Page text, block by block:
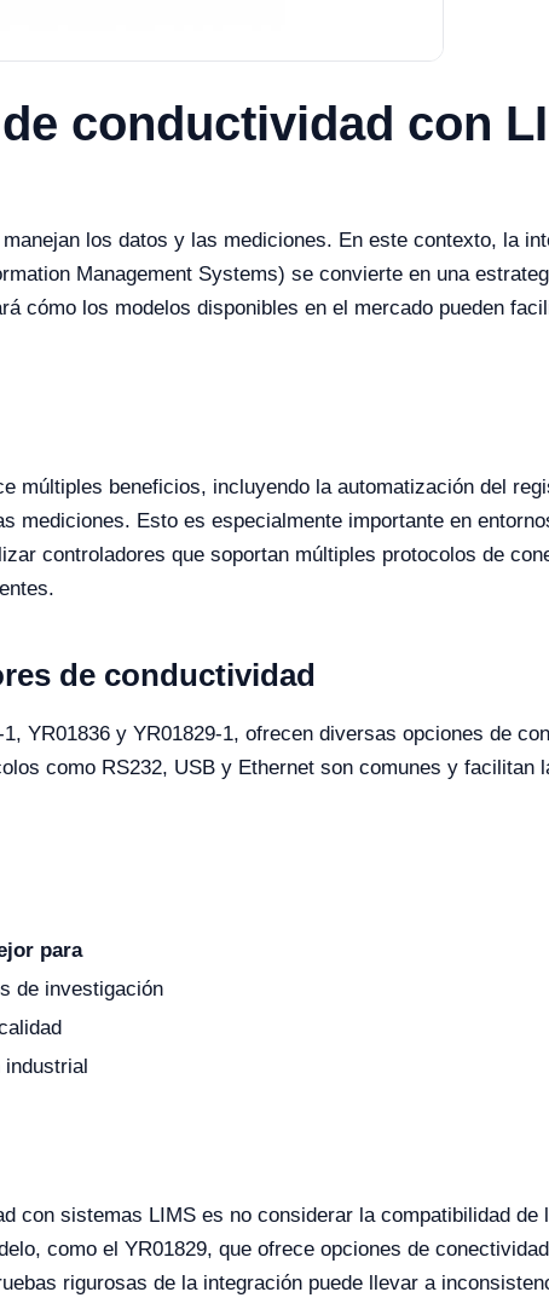
conductividad con
los datos y las mediciones. En este contexto, la
Management Systems) se convierte en una
cómo los modelos disponibles en el mercado pueden
múltiples beneficios, incluyendo la automatización del
mediciones. Esto es especialmente importante en
controladores que soportan múltiples protocolos de
de conductividad
YR01836 y YR01829-1, ofrecen diversas opciones de
como RS232, USB y Ethernet son comunes y facilitan
para
de investigación
industrial
con sistemas LIMS es no considerar la compatibilidad de
como el YR01829, que ofrece opciones de conectividad
rigurosas de la integración puede llevar a